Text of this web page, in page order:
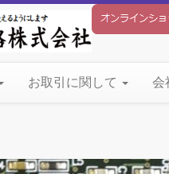
お取引に関して 会